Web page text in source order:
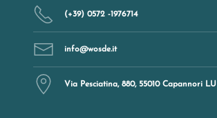
(+39) 0572 -1976714
info@wosde.it
Via Pesciatina, 880, 55010 Capannori LU